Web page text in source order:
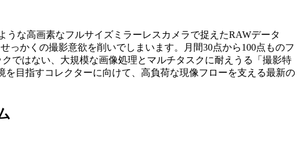
うな高画素なフルサイズミラーレスカメラで捉えたRAWデータ
っかくの撮影意欲を削いでしまいます。月間30点から100点ものフ
ではない、大規模な画像処理とマルチタスクに耐えうる「撮影特
目指すコレクターに向けて、高負荷な現像フローを支える最新の